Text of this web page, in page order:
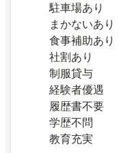
駐車場あり
まかないあり
食事補助あり
社割あり
制服貸与
経験者優遇
履歴書不要
学歴不問
教育充実